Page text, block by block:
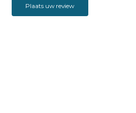
Plaats uw review